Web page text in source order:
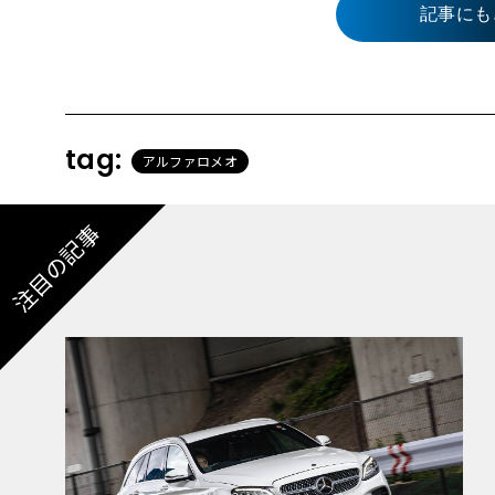
記事に
tag: アルファロメオ
注目の記事